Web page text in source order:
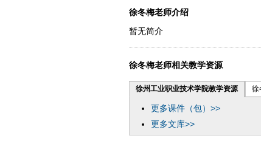
徐冬梅老师介绍
暂无简介
徐冬梅老师相关教学资源
徐州工业职业技术学院教学资源 徐
更多课件（包）>>
更多文库>>